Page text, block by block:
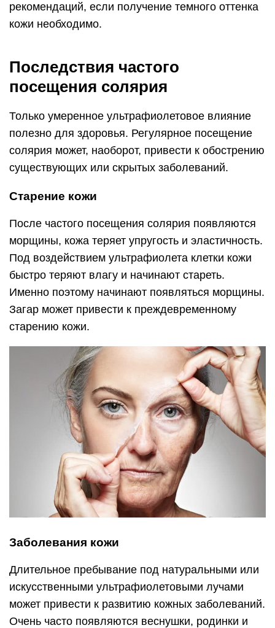
рекомендаций, если получение темного оттенка
кожи необходимо.
Последствия частого
посещения солярия
Только умеренное ультрафиолетовое влияние
полезно для здоровья. Регулярное посещение
солярия может, наоборот, привести к обострению
существующих или скрытых заболеваний.
Старение кожи
После частого посещения солярия появляются
морщины, кожа теряет упругость и эластичность.
Под воздействием ультрафиолета клетки кожи
быстро теряют влагу и начинают стареть.
Именно поэтому начинают появляться морщины.
Загар может привести к преждевременному
старению кожи.
Заболевания кожи
Длительное пребывание под натуральными или
искусственными ультрафиолетовыми лучами
может привести к развитию кожных заболеваний.
Очень часто появляются веснушки, родинки и